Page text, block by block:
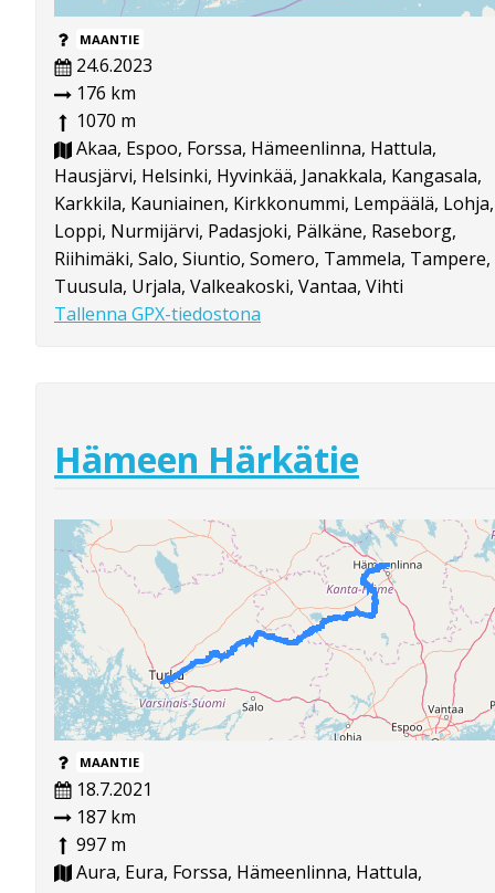
MAANTIE
24.6.2023
176 km
1070 m
Akaa, Espoo, Forssa, Hämeenlinna, Hattula,
Hausjärvi, Helsinki, Hyvinkää, Janakkala, Kangasala,
Karkkila, Kauniainen, Kirkkonummi, Lempäälä, Lohja,
Loppi, Nurmijärvi, Padasjoki, Pälkäne, Raseborg,
Riihimäki, Salo, Siuntio, Somero, Tammela, Tampere,
Tuusula, Urjala, Valkeakoski, Vantaa, Vihti
Tallenna GPX-tiedostona
Hämeen Härkätie
MAANTIE
18.7.2021
187 km
997 m
Aura, Eura, Forssa, Hämeenlinna, Hattula,